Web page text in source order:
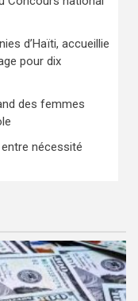
d’Haïti, accueillie
pour dix
des femmes
nécessité